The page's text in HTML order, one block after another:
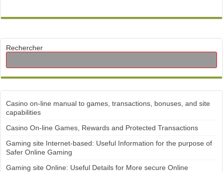
Rechercher
Casino on-line manual to games, transactions, bonuses, and site
capabilities
Casino On-line Games, Rewards and Protected Transactions
Gaming site Internet-based: Useful Information for the purpose of
Safer Online Gaming
Gaming site Online: Useful Details for More secure Online